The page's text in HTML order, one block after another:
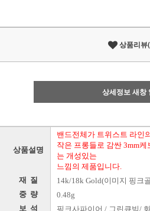
상품리뷰
상세정보 새창
상품설명
밴드전체가 트위스트 라인
작은 프롱들로 감싼 3mm
는 개성있는
느낌의 제품입니다.
재 질
14k/18k Gold(이미지 핑크
중 량
0.48g
보 석
핑크사파이어 / 그린큐빅/